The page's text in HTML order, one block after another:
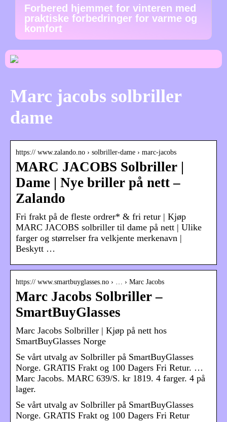
Forbered hjemmet for vinteren med
praktiske forbedringer for varme og
komfort
Marc jacobs solbriller
dame
https:// www.zalando.no › solbriller-dame › marc-jacobs
MARC JACOBS Solbriller |
Dame | Nye briller på nett –
Zalando
Fri frakt på de fleste ordrer* & fri retur | Kjøp
MARC JACOBS solbriller til dame på nett | Ulike
farger og størrelser fra velkjente merkenavn |
Beskytt …
https:// www.smartbuyglasses.no › … › Marc Jacobs
Marc Jacobs Solbriller –
SmartBuyGlasses
Marc Jacobs Solbriller | Kjøp på nett hos
SmartBuyGlasses Norge
Se vårt utvalg av Solbriller på SmartBuyGlasses
Norge. GRATIS Frakt og 100 Dagers Fri Retur. …
Marc Jacobs. MARC 639/S. kr 1819. 4 farger. 4 på
lager.
Se vårt utvalg av Solbriller på SmartBuyGlasses
Norge. GRATIS Frakt og 100 Dagers Fri Retur